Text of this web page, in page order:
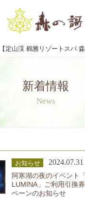
定山渓 鶴雅リゾートスパ
新着情報
News
お知らせ 2024.07.31
阿寒湖の夜のイベント
LUMINA」ご利用引換
ペーンのお知らせ